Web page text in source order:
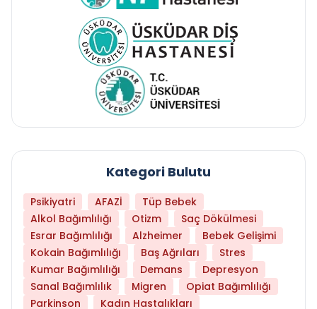
Kategori Bulutu
Psikiyatri AFAZİ
Tüp Bebek
Alkol Bağımlılığı
Otizm
Saç Dökülmesi
Esrar Bağımlılığı
Alzheimer
Bebek Gelişimi
Kokain Bağımlılığı
Baş Ağrıları
Stres
Kumar Bağımlılığı
Demans
Depresyon
Sanal Bağımlılık
Migren
Opiat Bağımlılığı
Parkinson
Kadın Hastalıkları